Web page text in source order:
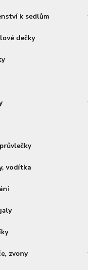
k sedlům
dečky
vodítka
zvony